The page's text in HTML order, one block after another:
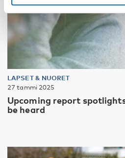
LAPSET & NUORET
27 tammi 2025
Upcoming report
be heard